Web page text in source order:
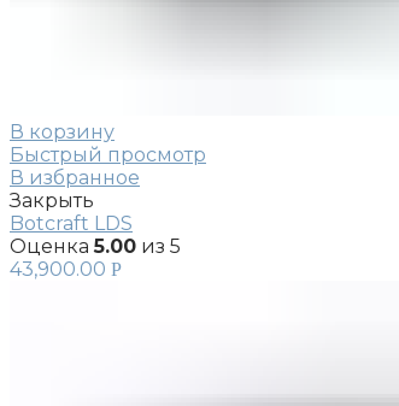
В корзину
Быстрый просмотр
В избранное
Закрыть
Botcraft LDS
Оценка5.00 из 5
43,900.00 Р